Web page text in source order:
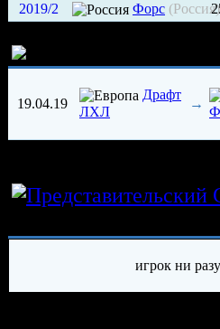
2019/2
Форс (Россия)
19.04.19
Драфт
ЛХЛ
→
игрок ни